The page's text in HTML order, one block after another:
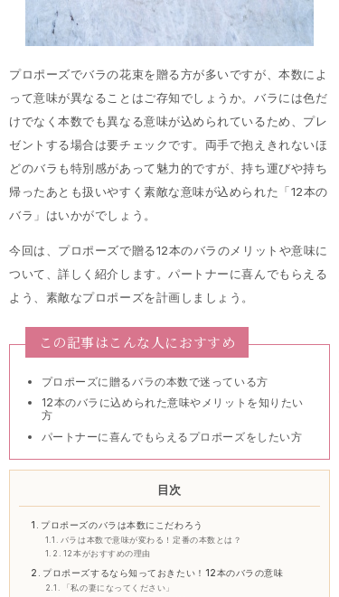
プロポーズでバラの花束を贈る方が多いですが、本数によ
って意味が異なることはご存知でしょうか。バラには色だ
けでなく本数でも異なる意味が込められているため、プレ
ゼントする場合は要チェックです。両手で抱えきれないほ
どのバラも特別感があって魅力的ですが、持ち運びや持ち
帰ったあとも扱いやすく素敵な意味が込められた「12本の
バラ」はいかがでしょう。
今回は、プロポーズで贈る12本のバラのメリットや意味に
ついて、詳しく紹介します。パートナーに喜んでもらえる
よう、素敵なプロポーズを計画しましょう。
この記事はこんな人におすすめ
プロポーズに贈るバラの本数で迷っている方
12本のバラに込められた意味やメリットを知りたい
方
パートナーに喜んでもらえるプロポーズをしたい方
目次
プロポーズのバラは本数にこだわろう
バラは本数で意味が変わる！定番の本数とは？
12本がおすすめの理由
プロポーズするなら知っておきたい！12本のバラの意味
「私の妻になってください」